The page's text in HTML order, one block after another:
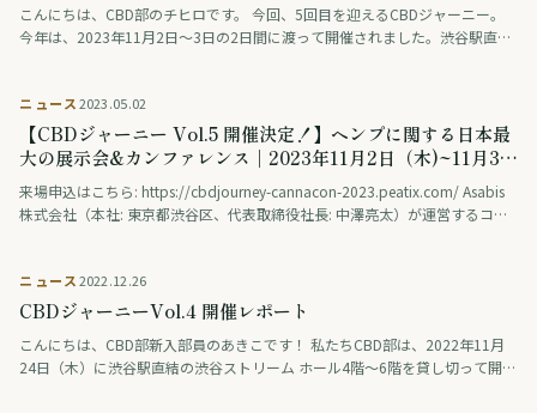
こんにちは、CBD部のチヒロです。 今回、5回目を迎えるCBDジャーニー。
今年は、2023年11月2日～3日の2日間に渡って開催されました。渋谷駅直結
ニュース2023.05.02
【CBDジャーニー Vol.5 開催決定！】ヘンプに関する日本最
大の展示会&カンファレンス｜2023年11月2日（木)~11月3日
（祝）in渋谷ストリームホール
来場申込はこちら: https://cbdjourney-cannacon-2023.peatix.com/ Asabis
株式会社（本社: 東京都渋谷区、代表取締役社長: 中澤亮太）が運営するコミ
ニュース2022.12.26
CBDジャーニーVol.4 開催レポート
こんにちは、CBD部新入部員のあきこです！ 私たちCBD部は、2022年11月
24日（木）に渋谷駅直結の渋谷ストリーム ホール4階〜6階を貸し切って開催